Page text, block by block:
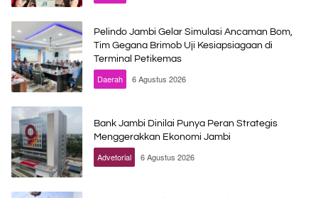
Pelindo Jambi Gelar Simulasi Ancaman Bom,
Tim Gegana Brimob Uji Kesiapsiagaan di
Terminal Petikemas
Daerah 6 Agustus 2026
Bank Jambi Dinilai Punya Peran Strategis
Menggerakkan Ekonomi Jambi
Advetorial 6 Agustus 2026